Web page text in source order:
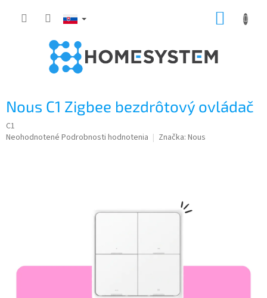
Nous C1 Zigbee bezdrôtový ovládač
C1
Priemerné
Neohodnotené Podrobnosti hodnotenia Značka: Nous